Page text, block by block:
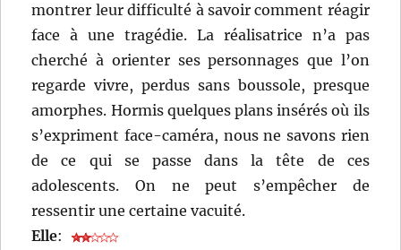
montrer leur difficulté à savoir comment réagir
face à une tragédie. La réalisatrice n’a pas
cherché à orienter ses personnages que l’on
regarde vivre, perdus sans boussole, presque
amorphes. Hormis quelques plans insérés où ils
s’expriment face-caméra, nous ne savons rien
de ce qui se passe dans la tête de ces
adolescents. On ne peut s’empêcher de
ressentir une certaine vacuité.
Elle: